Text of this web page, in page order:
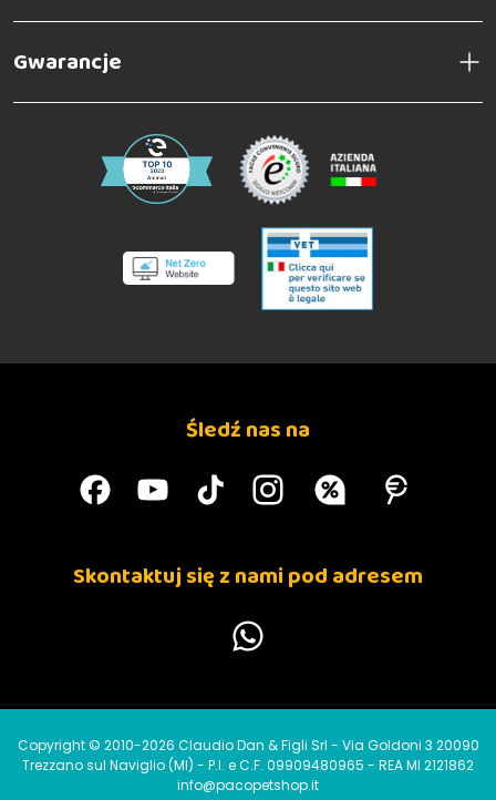
Gwarancje
Śledź nas na
Skontaktuj się z nami pod adresem
Copyright © 2010-2026 Claudio Dan & Figli Srl - Via Goldoni 3 20090
Trezzano sul Naviglio (MI) - P.I. e C.F. 09909480965 - REA MI 2121862
info@pacopetshop.it